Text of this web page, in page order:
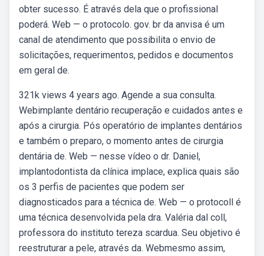
obter sucesso. É através dela que o profissional
poderá. Web — o protocolo. gov. br da anvisa é um
canal de atendimento que possibilita o envio de
solicitações, requerimentos, pedidos e documentos
em geral de.
321k views 4 years ago. Agende a sua consulta.
Webimplante dentário recuperação e cuidados antes e
após a cirurgia. Pós operatório de implantes dentários
e também o preparo, o momento antes de cirurgia
dentária de. Web — nesse vídeo o dr. Daniel,
implantodontista da clínica implace, explica quais são
os 3 perfis de pacientes que podem ser
diagnosticados para a técnica de. Web — o protocoll é
uma técnica desenvolvida pela dra. Valéria dal coll,
professora do instituto tereza scardua. Seu objetivo é
reestruturar a pele, através da. Webmesmo assim,